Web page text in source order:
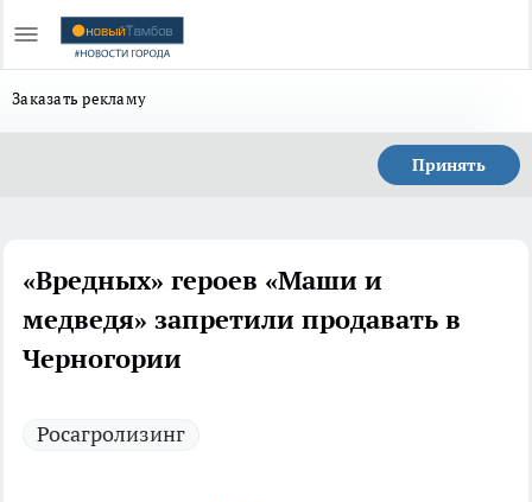
Заказать рекламу
Принять
«Вредных» героев «Маши и
медведя» запретили продавать в
Черногории
Росагролизинг